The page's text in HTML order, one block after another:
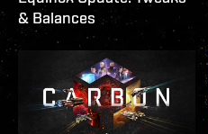
& Balances